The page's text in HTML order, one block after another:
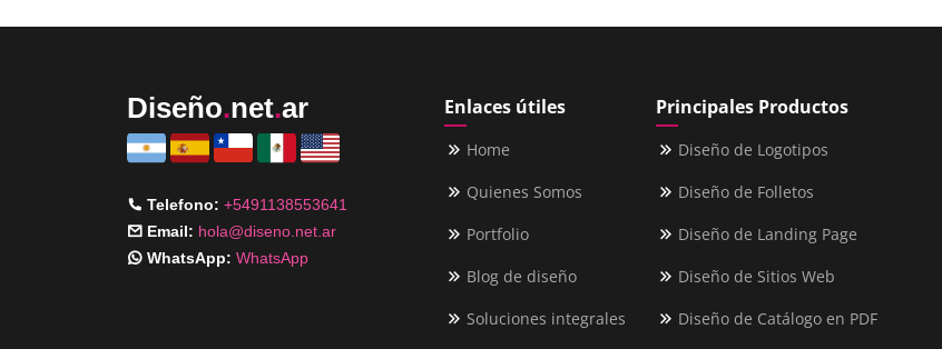
Diseño.net.ar
Telefono: +5491138553641
Email: hola@diseno.net.ar
WhatsApp: WhatsApp
Enlaces útiles
Home
Quienes Somos
Portfolio
Blog de diseño
Soluciones integrales
Principales Productos
Diseño de Logotipos
Diseño de Folletos
Diseño de Landing Page
Diseño de Sitios Web
Diseño de Catálogo en PDF